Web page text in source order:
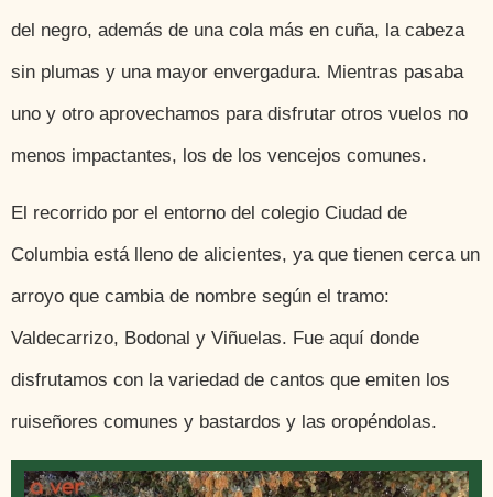
del negro, además de una cola más en cuña, la cabeza
sin plumas y una mayor envergadura. Mientras pasaba
uno y otro aprovechamos para disfrutar otros vuelos no
menos impactantes, los de los vencejos comunes.
El recorrido por el entorno del colegio Ciudad de
Columbia está lleno de alicientes, ya que tienen cerca un
arroyo que cambia de nombre según el tramo:
Valdecarrizo, Bodonal y Viñuelas. Fue aquí donde
disfrutamos con la variedad de cantos que emiten los
ruiseñores comunes y bastardos y las oropéndolas.